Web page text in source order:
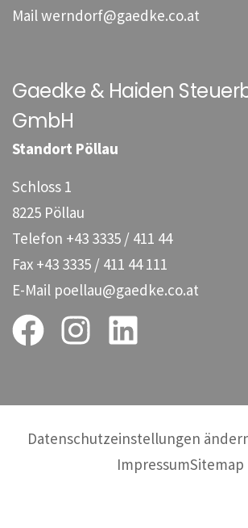
Mailwerndorf@gaedke.co.at
Gaedke & Haiden
GmbH
Standort Pöllau
Schloss 1
8225 Pöllau
Telefon +43 3335 / 411 44
Fax +43 3335 / 411 44 111
E-Mail poellau@gaedke.co.at
Datenschutzeinstellungen
ImpressumSitemap